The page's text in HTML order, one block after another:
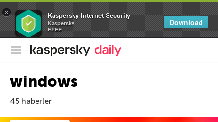
× Kaspersky Internet Security
Kaspersky
FREE
Download
Kaspersky Resmi Blogu
windows
45 haberler